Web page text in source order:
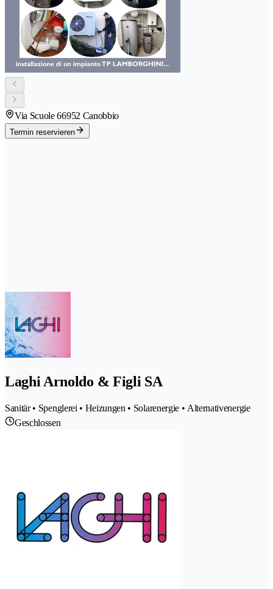
Via Scuole 66952 Canobbio
Termin reservieren
Laghi Arnoldo & Figli SA
Sanitär • Spenglerei • Heizungen • Solarenergie • Alternativenergie
Geschlossen